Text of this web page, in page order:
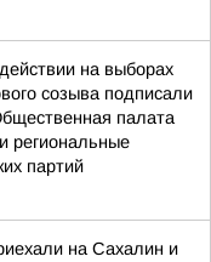
на выборах
созыва подписали
палата
региональные
партий
на Сахалин и